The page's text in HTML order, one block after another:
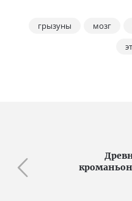
грызуны мозг